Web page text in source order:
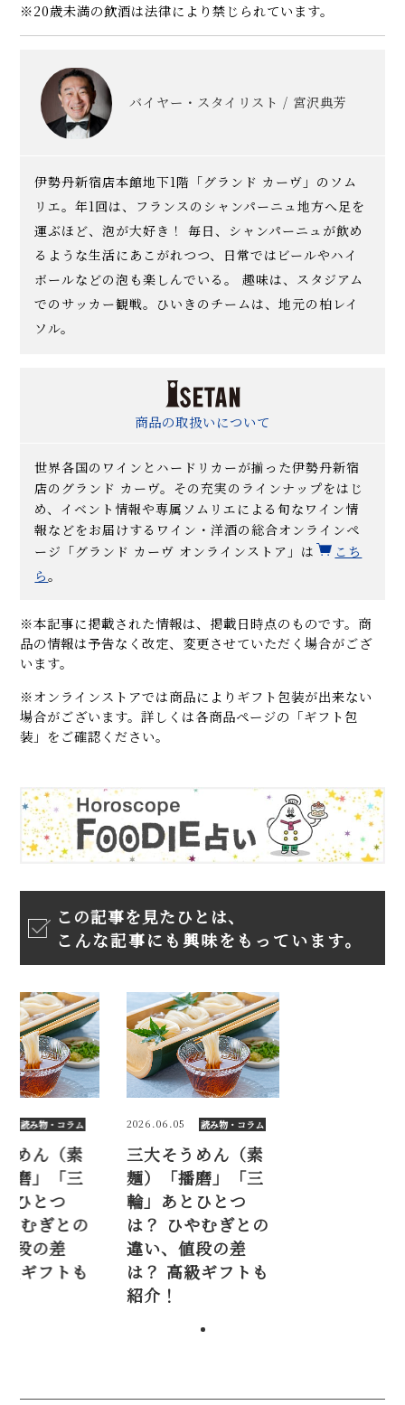
※20歳未満の飲酒は法律により禁じられています。
バイヤー・スタイリスト / 宮沢典芳
伊勢丹新宿店本館地下1階「グランド カーヴ」のソム
リエ。年1回は、フランスのシャンパーニュ地方へ足を
運ぶほど、泡が大好き！ 毎日、シャンパーニュが飲め
るような生活にあこがれつつ、日常ではビールやハイ
ボールなどの泡も楽しんでいる。 趣味は、スタジアム
でのサッカー観戦。ひいきのチームは、地元の柏レイ
ソル。
商品の取扱いについて
世界各国のワインとハードリカーが揃った伊勢丹新宿
店のグランド カーヴ。その充実のラインナップをはじ
め、イベント情報や専属ソムリエによる旬なワイン情
報などをお届けするワイン・洋酒の総合オンラインペ
ージ「グランド カーヴ オンラインストア」は
こち
ら。
※本記事に掲載された情報は、掲載日時点のものです。商
品の情報は予告なく改定、変更させていただく場合がござ
います。
※オンラインストアでは商品によりギフト包装が出来ない
場合がございます。詳しくは各商品ページの「ギフト包
装」をご確認ください。
この記事を見たひとは、
こんな記事にも興味をもっています。
読み物・コラム
めん（素
磨」「三
ひとつ
むぎとの
段の差
ギフトも
2026.06.05 読み物・コラム
三大そうめん（素
麺）「播磨」「三
輪」あとひとつ
は？ ひやむぎとの
違い、値段の差
は？ 高級ギフトも
紹介！